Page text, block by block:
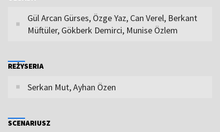
Gül Arcan Gürses, Özge Yaz, Can Verel, Berkant
Müftüler, Gökberk Demirci, Munise Özlem
REŻYSERIA
Serkan Mut, Ayhan Özen
SCENARIUSZ